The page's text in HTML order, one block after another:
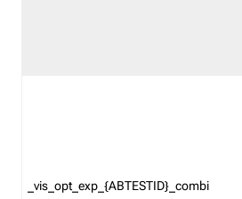
_vis_opt_exp_{ABTESTID}_combi